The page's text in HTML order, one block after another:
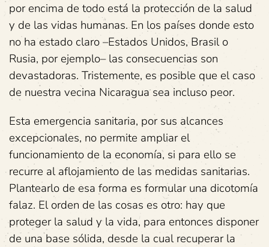
por encima de todo está la protección de la salud
y de las vidas humanas. En los países donde esto
no ha estado claro –Estados Unidos, Brasil o
Rusia, por ejemplo– las consecuencias son
devastadoras. Tristemente, es posible que el caso
de nuestra vecina Nicaragua sea incluso peor.
Esta emergencia sanitaria, por sus alcances
excepcionales, no permite ampliar el
funcionamiento de la economía, si para ello se
recurre al aflojamiento de las medidas sanitarias.
Plantearlo de esa forma es formular una dicotomía
falaz. El orden de las cosas es otro: hay que
proteger la salud y la vida, para entonces disponer
de una base sólida, desde la cual recuperar la